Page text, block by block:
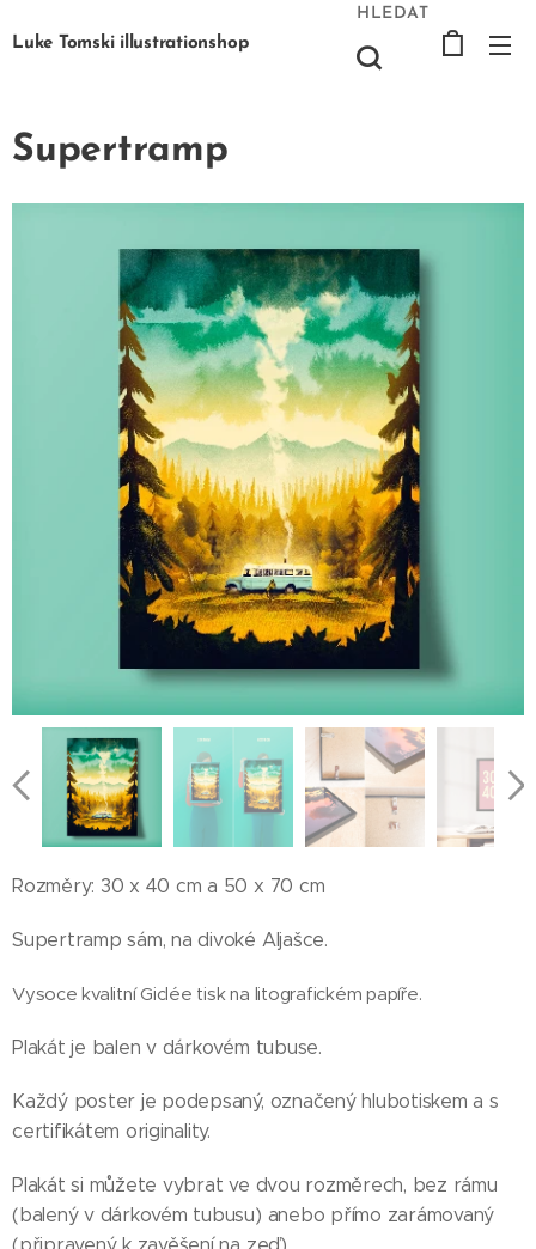
Luke Tomski illustrationshop
HLEDAT
Supertramp
Rozměry: 30 x 40 cm a 50 x 70 cm
Supertramp sám, na divoké Aljašce.
Vysoce kvalitní Giclée tisk na litografickém papíře.
Plakát je balen v dárkovém tubuse.
Každý poster je podepsaný, označený hlubotiskem a s
certifikátem originality.
Plakát si můžete vybrat ve dvou rozměrech, bez rámu
(balený v dárkovém tubusu) anebo přímo zarámovaný